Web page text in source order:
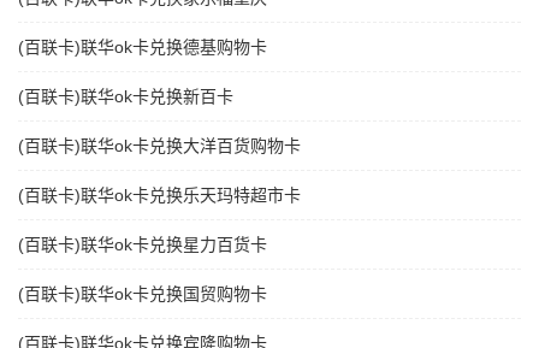
(百联卡)联华ok卡兑换德基购物卡
(百联卡)联华ok卡兑换新百卡
(百联卡)联华ok卡兑换大洋百货购物卡
(百联卡)联华ok卡兑换乐天玛特超市卡
(百联卡)联华ok卡兑换星力百货卡
(百联卡)联华ok卡兑换国贸购物卡
(百联卡)联华ok卡兑换宾隆购物卡